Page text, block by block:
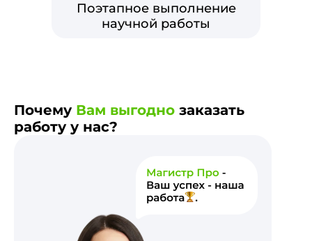
Поэтапное выполнение
научной работы
Почему Вам выгодно заказать
работу у нас?